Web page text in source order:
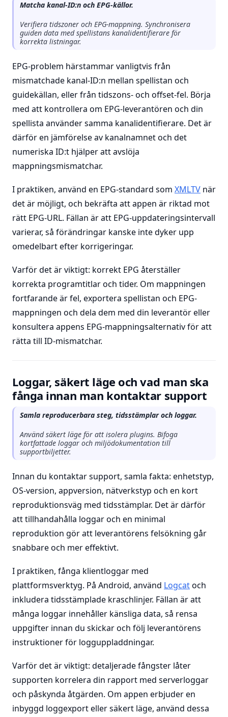
Matcha kanal-ID:n och EPG-källor.
Verifiera tidszoner och EPG-mappning. Synchronisera
guiden data med spellistans kanalidentifierare för
korrekta listningar.
EPG-problem härstammar vanligtvis från
mismatchade kanal-ID:n mellan spellistan och
guidekällan, eller från tidszons- och offset-fel. Börja
med att kontrollera om EPG-leverantören och din
spellista använder samma kanalidentifierare. Det är
därför en jämförelse av kanalnamnet och det
numeriska ID:t hjälper att avslöja
mappningsmismatchar.
I praktiken, använd en EPG-standard som XMLTV när
det är möjligt, och bekräfta att appen är riktad mot
rätt EPG-URL. Fällan är att EPG-uppdateringsintervall
varierar, så förändringar kanske inte dyker upp
omedelbart efter korrigeringar.
Varför det är viktigt: korrekt EPG återställer
korrekta programtitlar och tider. Om mappningen
fortfarande är fel, exportera spellistan och EPG-
mappningen och dela dem med din leverantör eller
konsultera appens EPG-mappningsalternativ för att
rätta till ID-mismatchar.
Loggar, säkert läge och vad man ska
fånga innan man kontaktar support
Samla reproducerbara steg, tidsstämplar och loggar.
Använd säkert läge för att isolera plugins. Bifoga
kortfattade loggar och miljödokumentation till
supportbiljetter.
Innan du kontaktar support, samla fakta: enhetstyp,
OS-version, appversion, nätverkstyp och en kort
reproduktionsväg med tidsstämplar. Det är därför
att tillhandahålla loggar och en minimal
reproduktion gör att leverantörens felsökning går
snabbare och mer effektivt.
I praktiken, fånga klientloggar med
plattformsverktyg. På Android, använd Logcatoch
inkludera tidsstämplade kraschlinjer. Fällan är att
många loggar innehåller känsliga data, så rensa
uppgifter innan du skickar och följ leverantörens
instruktioner för logguppladdningar.
Varför det är viktigt: detaljerade fångster låter
supporten korrelera din rapport med serverloggar
och påskynda åtgärden. Om appen erbjuder en
inbyggd loggexport eller säkert läge, använd dessa